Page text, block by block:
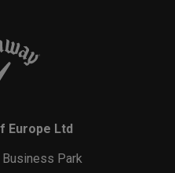
Europe Ltd
Park